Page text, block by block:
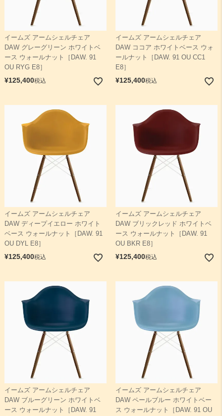
イームズ アームシェルチェア
DAW グレーグリーン ホワイトベ
ース ウォールナット［DAW. 91
OU RYG E8］
¥125,400税込
イームズ アームシェルチェア
DAW ココア ホワイトベース ウォ
ールナット［DAW. 91 OU CC1
E8］
¥125,400税込
イームズ アームシェルチェア
DAW ディープイエロー ホワイト
ベース ウォールナット［DAW. 91
OU DYL E8］
¥125,400税込
イームズ アームシェルチェア
DAW ブリックレッド ホワイトベ
ース ウォールナット［DAW. 91
OU BKR E8］
¥125,400税込
イームズ アームシェルチェア
DAW ブルーグリーン ホワイトベ
ース ウォールナット［DAW. 91
イームズ アームシェルチェア
DAW ペールブルー ホワイトベー
ス ウォールナット［DAW. 91 OU